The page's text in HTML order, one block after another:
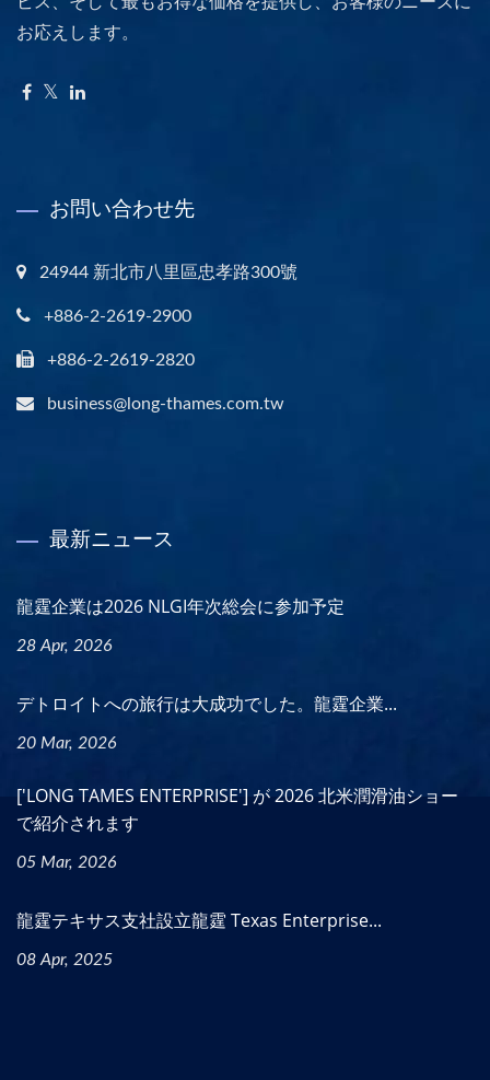
お応えします。
お問い合わせ先
24944 新北市八里區忠孝路300號
+886-2-2619-2900
+886-2-2619-2820
business@long-thames.com.tw
最新ニュース
龍霆企業は2026 NLGI年次総会に参加予定
28 Apr, 2026
デトロイトへの旅行は大成功でした。龍霆企業...
20 Mar, 2026
['LONG TAMES ENTERPRISE'] が 2026 北米潤滑油ショー
で紹介されます
05 Mar, 2026
龍霆テキサス支社設立龍霆 Texas Enterprise...
08 Apr, 2025